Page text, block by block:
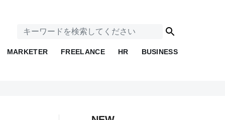
MARKETER FREELANCE HR BUSINESS